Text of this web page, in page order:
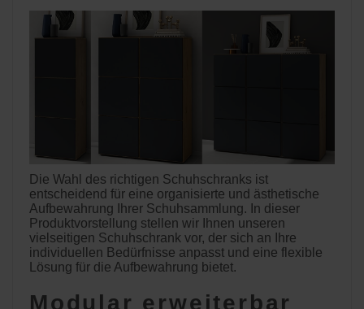
Die Wahl des richtigen Schuhschranks ist
entscheidend für eine organisierte und ästhetische
Aufbewahrung Ihrer Schuhsammlung. In dieser
Produktvorstellung stellen wir Ihnen unseren
vielseitigen Schuhschrank vor, der sich an Ihre
individuellen Bedürfnisse anpasst und eine flexible
Lösung für die Aufbewahrung bietet.
Modular erweiterbar